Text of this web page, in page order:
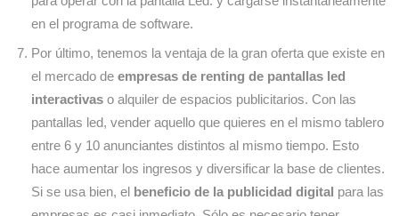
en el programa de software.
Por último, tenemos la ventaja de la gran oferta que existe en
el mercado de empresas de renting de pantallas led
interactivas o alquiler de espacios publicitarios. Con las
pantallas led, vender aquello que quieres en el mismo tablero
entre 6 y 10 anunciantes distintos al mismo tiempo. Esto
hace aumentar los ingresos y diversificar la base de clientes.
Si se usa bien, el
beneficio de la publicidad digital para las